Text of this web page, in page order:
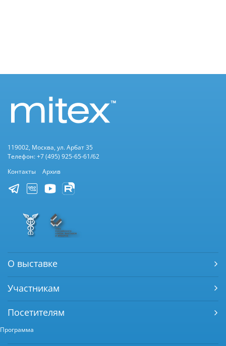
119002, Москва, ул. Арбат 35
Телефон: +7 (495) 925-65-61/62
Контакты
Архив
О выставке
Участникам
Посетителям
Программа